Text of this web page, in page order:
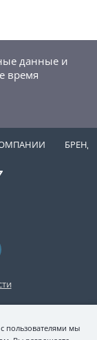
данные и
время
шины
и хранение шин.
пользователями мы